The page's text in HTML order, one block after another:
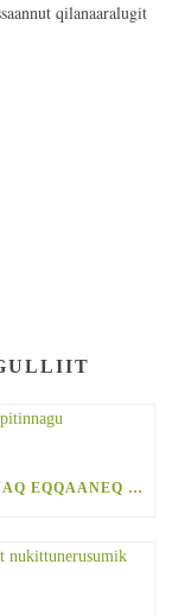
qilanaaralugit
NUNAT AVANNARLIIT MAANNGAANNAQ EQQAANEQ PITINNAGU PINAVEERSAARTITSINISSAQ PILLUGU SULINIUTEQARPUT